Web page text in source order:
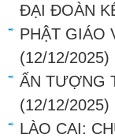
ĐẠI ĐOÀN
PHẬT GIÁO
(12/12/2025)
ẤN TƯỢNG
(12/12/2025)
LÀO CAI: